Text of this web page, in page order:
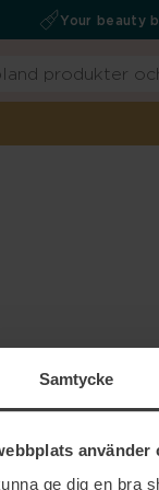
Samtycke
använder
ge dig en bra
Your beauty